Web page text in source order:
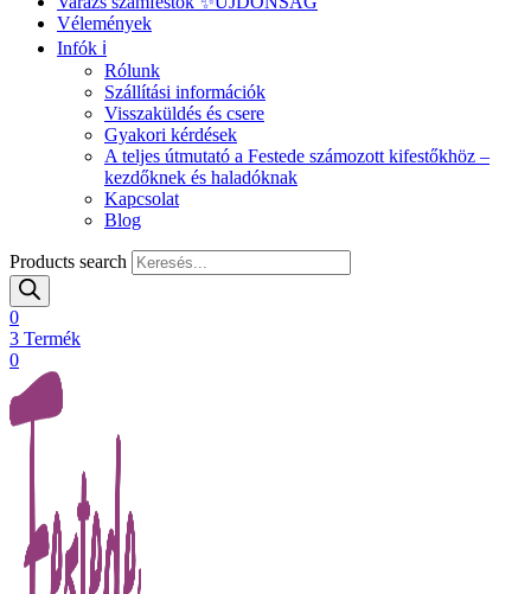
Vélemények
Infók ℹ️
Rólunk
Szállítási információk
Visszaküldés és csere
Gyakori kérdések
A teljes útmutató a Festede számozott kifestőkhöz –
kezdőknek és haladóknak
Kapcsolat
Blog
Products search
0
3 Termék
0